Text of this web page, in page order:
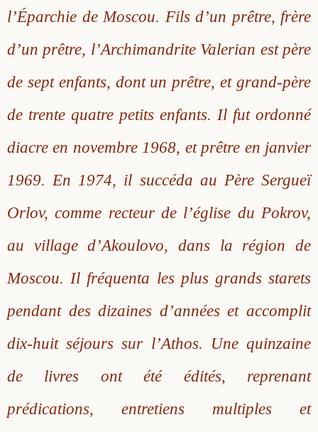
Saint Sophrony l’Athonite
Staritsa Marie Makovkine
Archimandrite Lazare (Abachidzé)
Archimandrite Nathanaël (Pospelov)
Père Héliodore
l’Éparchie de Moscou. Fils d’un prêtre, frère
d’un prêtre, l’Archimandrite Valerian est père
de sept enfants, dont un prêtre, et grand-père
de trente quatre petits enfants. Il fut ordonné
diacre en novembre 1968, et prêtre en janvier
1969. En 1974, il succéda au Père Sergueï
Orlov, comme recteur de l’église du Pokrov,
au village d’Akoulovo, dans la région de
Moscou. Il fréquenta les plus grands starets
pendant des dizaines d’années et accomplit
dix-huit séjours sur l’Athos. Une quinzaine
de livres ont été édités, reprenant
prédications, entretiens multiples et